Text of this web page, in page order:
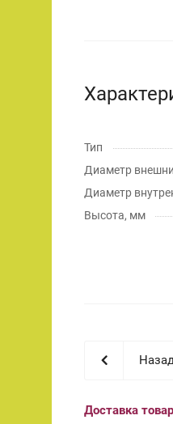
Тип
Диаметр
Диаметр
Высота, мм
Доставка